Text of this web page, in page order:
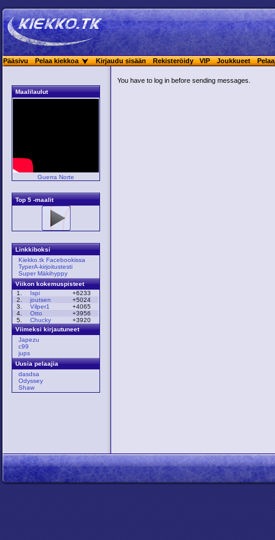
Pääsivu Pelaa kiekkoa Kirjaudu sisään Rekisteröidy VIP Joukkueet
Maalilaulut
Guerra Norte
Top 5 -maalit
Linkkiboksi
Kiekko.tk Facebookissa
TyperA-kirjoitustesti
Super Mäkihyppy
Viikon kokemuspisteet
1.
Ispi
+6233
2.
joutsen
+5024
3.
Vilper1
+4065
4.
Otto
+3956
5.
Chucky
+3920
Viimeksi kirjautuneet
Japezu
c99
jups
Uusia pelaajia
dasdsa
Odyssey
Shaw
You have to log in before sending messages.